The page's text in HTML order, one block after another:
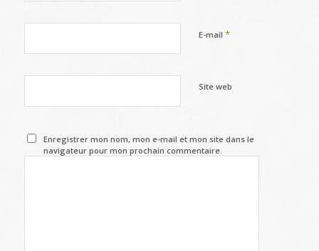
E-mail *
Site web
Enregistrer mon nom, mon e-mail et mon site dans le
navigateur pour mon prochain commentaire.